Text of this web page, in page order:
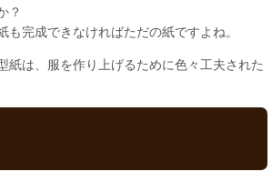
？
も完成できなければただの紙ですよね。
紙は、服を作り上げるために色々工夫された